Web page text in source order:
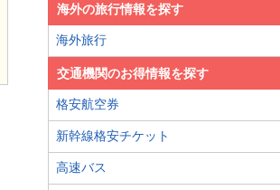
海外の旅行情報を探す
海外旅行
交通機関のお得情報を探す
格安航空券
新幹線格安チケット
高速バス